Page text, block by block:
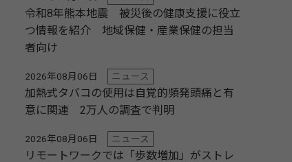
令和8年熊本地震 被災後の健康支援に役立
つ情報を紹介 地域保健・産業保健の担当
者向け
2026年08月06日 ニュース
加熱式タバコの使用は自覚的頻発頭痛と有
意に関連 2万人の調査で判明
2026年08月06日 ニュース
リモートワークでは「歩数増加」がストレ